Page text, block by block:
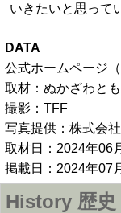
いきたいと思って
DATA
公式ホームページ
取材：ぬかざわとも
撮影：TFF
写真提供：株式会
取材日：2024年06
掲載日：2024年07
History 歴史